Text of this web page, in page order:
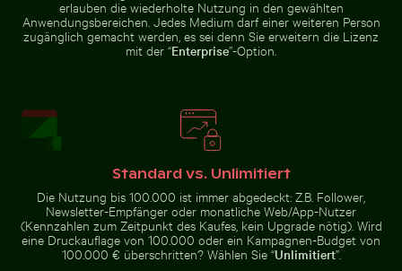
Spektakulärer Indoor-Wasserfall
im Flughafen Singapur Changi
Zerstreute Eisscherben auf
gefrorenem See
Schöne Sonnenuntergangswolken mit rosa Farbtönen
Mandarinenten
Mandarinenten im
Charlottenburg,
Berlin
Einsamer Spaziergang am Thai Mueang Strand
Eckbereich eines
erlauben die wiederholte Nutzung in den gewählten
Anwendungsbereichen. Jedes Medium darf einer weiteren Person
zugänglich gemacht werden, es sei denn Sie erweitern die Lizenz
mit der “Enterprise”-Option.
Standard vs. Unlimitiert
Die Nutzung bis 100.000 ist immer abgedeckt: Z.B. Follower,
Newsletter-Empfänger oder monatliche Web/App-Nutzer
(Kennzahlen zum Zeitpunkt des Kaufes, kein Upgrade nötig). Wird
eine Druckauflage von 100.000 oder ein Kampagnen-Budget von
100.000 € überschritten? Wählen Sie “Unlimitiert”.